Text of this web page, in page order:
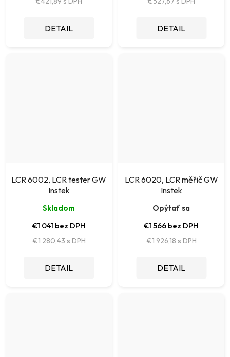
DETAIL DETAIL
LCR 6002, LCR tester GW
Instek
Skladom
€1 041 bez DPH
€1 280,43
DETAIL
LCR 6020, LCR měřič GW
Instek
Opýtať sa
€1 566 bez DPH
€1 926,18
DETAIL